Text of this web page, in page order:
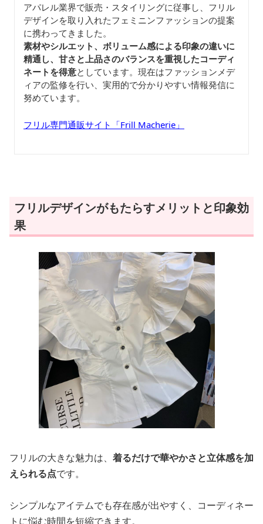
アパレル業界で販売・スタイリングに従事し、フリル
デザインを取り入れたフェミニンファッションの提案
に携わってきました。
素材やシルエット、ボリューム感による印象の違いに
精通し、甘さと上品さのバランスを重視したコーディ
ネートを得意としています。現在はファッションメデ
ィアの監修を行い、実用的で分かりやすい情報発信に
努めています。
フリル専門通販サイト「Frill Macherie」
フリルデザインがもたらすメリットと印象効
果
フリルの大きな魅力は、 着るだけで華やかさと立体感を加
えられる点です。
シンプルなアイテムでも存在感が出やすく、コーディネー
トに悩む時間を短縮できます。